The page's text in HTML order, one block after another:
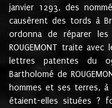
janvier 1293, des
causèrent des tords à
ordonna de réparer les
ROUGEMONT traite
lettres patentes du
Bartholomé de
hommes et ses terres, à
étaient-elles situées ?